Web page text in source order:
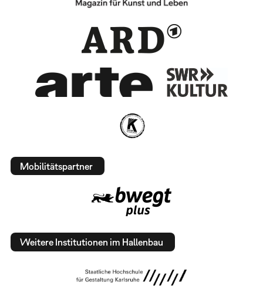
Mobilitätspartner
Weitere Institutionen im Hallenbau